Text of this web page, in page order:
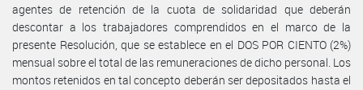
agentes de retención de la cuota de solidaridad que deberán
descontar a los trabajadores comprendidos en el marco de la
presente Resolución, que se establece en el DOS POR CIENTO (2%)
mensual sobre el total de las remuneraciones de dicho personal. Los
montos retenidos en tal concepto deberán ser depositados hasta el